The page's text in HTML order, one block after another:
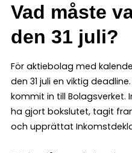
Vad måste
den 31 juli?
För aktiebolag med
den 31 juli en viktig
kommit in till Bolagsverket.
ha gjort bokslutet, tagit
och upprättat